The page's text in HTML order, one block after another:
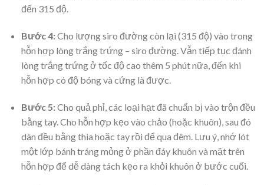
đến 315 độ.
Bước 4:Cho lượng siro đường còn lại (315 độ) vào trong
hỗn hợp lòng trắng trứng – siro đường. Vẫn tiếp tục đánh
lòng trắng trứng ở tốc độ cao thêm 5 phút nữa, đến khi
hỗn hợp có độ bóng và cứng là được.
Bước 5:Cho quả phỉ, các loại hạt đã chuẩn bị vào trộn đều
bằng tay. Cho hỗn hợp kẹo vào chảo (hoặc khuôn), sau đó
dàn đều bằng thìa hoặc tay rồi để qua đêm. Lưu ý, nhớ lót
một lớp bánh tráng mỏng ở phần đáy khuôn và mặt trên
hỗn hợp để dễ dàng tách kẹo ra khỏi khuôn ở bước cuối.